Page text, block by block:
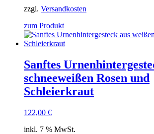
zzgl. Versandkosten
zum Produkt
Sanftes
schneeweißen Rosen und
Schleierkraut
122,00 €
inkl. 7 % MwSt.